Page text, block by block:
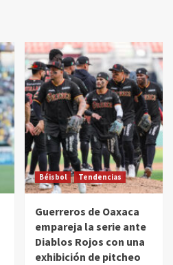
Béisbol Tendencias
Guerreros de Oaxaca
empareja la serie ante
Diablos Rojos con una
exhibición de pitcheo